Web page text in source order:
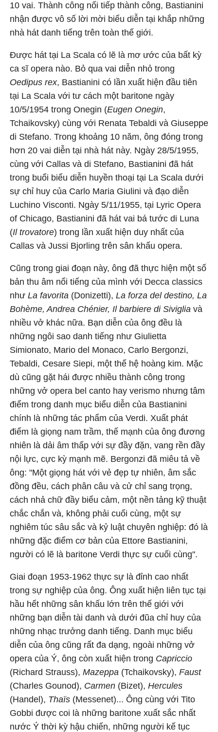
10 vai. Thành công nối tiếp thành công, Bastianini
nhận được vô số lời mời biểu diễn tại khắp những
nhà hát danh tiếng trên toàn thế giới.
Được hát tại La Scala có lẽ là mơ ước của bất kỳ
ca sĩ opera nào. Bỏ qua vai diễn nhỏ trong
Oedipus rex, Bastianini có lần xuất hiện đầu tiên
tại La Scala với tư cách một baritone ngày
10/5/1954 trong Onegin (Eugen Onegin,
Tchaikovsky) cùng với Renata Tebaldi và Giuseppe
di Stefano. Trong khoảng 10 năm, ông đóng trong
hơn 20 vai diễn tại nhà hát này. Ngày 28/5/1955,
cùng với Callas và di Stefano, Bastianini đã hát
trong buổi biểu diễn huyền thoại tại La Scala dưới
sự chỉ huy của Carlo Maria Giulini và đạo diễn
Luchino Visconti. Ngày 5/11/1955, tại Lyric Opera
of Chicago, Bastianini đã hát vai bá tước di Luna
(Il trovatore) trong lần xuất hiện duy nhất của
Callas và Jussi Bjorling trên sân khấu opera.
Cũng trong giai đoạn này, ông đã thực hiện một số
bản thu âm nổi tiếng của mình với Decca classics
như La favorita (Donizetti), La forza del destino, La
Bohème, Andrea Chénier, Il barbiere di Siviglia và
nhiều vở khác nữa. Bạn diễn của ông đều là
những ngôi sao danh tiếng như Giulietta
Simionato, Mario del Monaco, Carlo Bergonzi,
Tebaldi, Cesare Siepi, một thế hệ hoàng kim. Mặc
dù cũng gặt hái được nhiều thành công trong
những vở opera bel canto hay verismo nhưng tâm
điểm trong danh mục biểu diễn của Bastianini
chính là những tác phẩm của Verdi. Xuất phát
điểm là giọng nam trầm, thế mạnh của ông đương
nhiên là dải âm thấp với sự đầy đặn, vang rền đầy
nội lực, cực kỳ mạnh mẽ. Bergonzi đã miêu tả về
ông: "Một giọng hát với vẻ đẹp tự nhiên, âm sắc
đồng đều, cách phân câu và cử chỉ sang trọng,
cách nhả chữ đầy biểu cảm, một nền tảng kỹ thuật
chắc chắn và, không phải cuối cùng, một sự
nghiêm túc sâu sắc và kỷ luật chuyên nghiệp: đó là
những đặc điểm cơ bản của Ettore Bastianini,
người có lẽ là baritone Verdi thực sự cuối cùng".
Giai đoạn 1953-1962 thực sự là đỉnh cao nhất
trong sự nghiệp của ông. Ông xuất hiện liên tục tại
hầu hết những sân khấu lớn trên thế giới với
những bạn diễn tài danh và dưới đũa chỉ huy của
những nhạc trưởng danh tiếng. Danh mục biểu
diễn của ông cũng rất đa dạng, ngoài những vở
opera của Ý, ông còn xuất hiện trong Capriccio
(Richard Strauss), Mazeppa (Tchaikovsky), Faust
(Charles Gounod), Carmen (Bizet), Hercules
(Handel), Thaïs (Messenet)... Ông cùng với Tito
Gobbi được coi là những baritone xuất sắc nhất
nước Ý thời kỳ hậu chiến, những người kế tục